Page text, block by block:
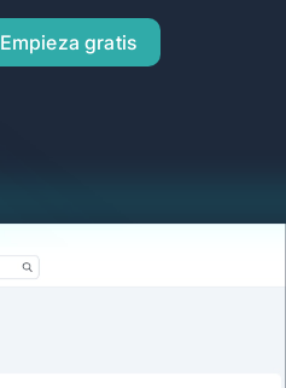
Empieza gratis